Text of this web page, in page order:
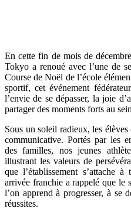
En cette fin de mois de
Tokyo a renoué avec l’une de
Course de Noël de l’école
sportif, cet événement
l’envie de se dépasser, la joie
partager des moments forts au
Sous un soleil radieux, les
communicative. Portés par les
des familles, nos jeunes
illustrant les valeurs de
que l’établissement s’attache
arrivée franchie a rappelé que le
l’on apprend à progresser, à se
réussites.